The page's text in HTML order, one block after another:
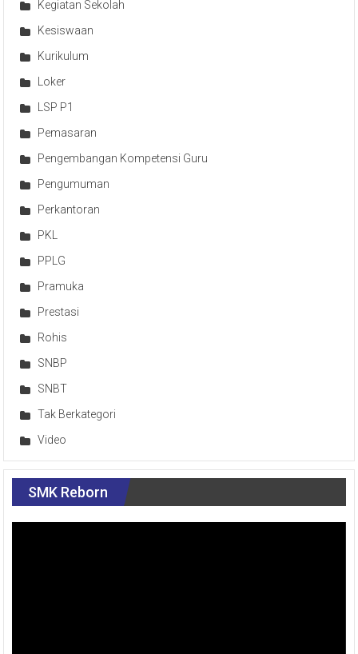
Kegiatan Sekolah
Kesiswaan
Kurikulum
Loker
LSP P1
Pemasaran
Pengembangan Kompetensi Guru
Pengumuman
Perkantoran
PKL
PPLG
Pramuka
Prestasi
Rohis
SNBP
SNBT
Tak Berkategori
Video
SMK Reborn